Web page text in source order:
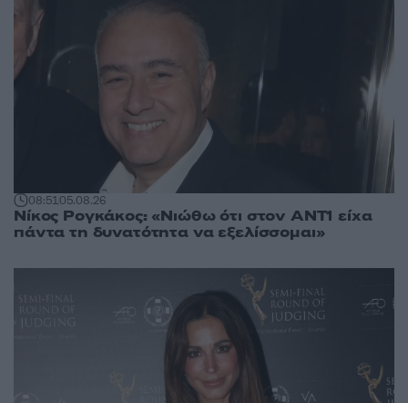
08:5105.08.26
Νίκος Ρογκάκος: «Νιώθω ότι στον ΑΝΤ1 είχα
πάντα τη δυνατότητα να εξελίσσομαι»